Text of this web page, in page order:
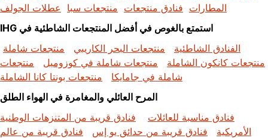
المطارات فنادق منتجعات منتجعات سبا
عطلات الجولف
استمتع بالغوص في أفضل المنتجعات الشاطئية في IHG
الفنادق الشاطئية
منتجعات البحر الكاريبي
منتجعات شاملة
منتجعات كانكون الشاملة
منتجعات شاملة في كوزوميل
منتجعات
شاملة في جامايكا
منتجعات بونتا كانا الشاملة
المرح العائلي والمغامرة في الهواء الطلق
فنادق مناسبة للعائلات
فنادق قريبة من المتنزهات الوطنية
الأمريكية
فنادق قريبة من حدائق يو إس
فنادق قريبة من عالم